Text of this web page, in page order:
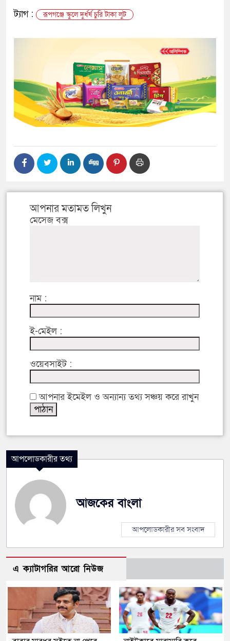
ট্যাগ :
রূপগঞ্জে স্কুলে দুর্ধর্ষ চুরি টাকা লুট
আপনার মতামত লিখুন
মেসেজ বক্স
নাম :
ই-মেইল :
ওয়েবসাইট :
আপনার ইমেইল ও অন্যান্য তথ্য সঞ্চয় করে রাখুন
আপলোডকারীর তথ্য
আজকের বাংলা
আপলোডকারীর সব সংবাদ
এ ক্যাটাগরির আরো নিউজ